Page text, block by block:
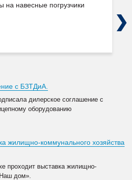
навесные погрузчики
Next
с БЗТДиА.
дилерское соглашение с
оборудованию
жилищно-коммунального хозяйства
проходит выставка жилищно-
дом».